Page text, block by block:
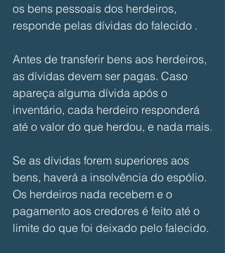
os bens pessoais dos herdeiros,
responde pelas dívidas do falecido .
Antes de transferir bens aos herdeiros,
as dívidas devem ser pagas. Caso
apareça alguma dívida após o
inventário, cada herdeiro responderá
até o valor do que herdou, e nada mais.
Se as dívidas forem superiores aos
bens, haverá a insolvência do espólio.
Os herdeiros nada recebem e o
pagamento aos credores é feito até o
limite do que foi deixado pelo falecido.